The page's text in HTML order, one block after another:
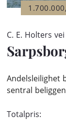
C. E. Holters vei
Andelsleilighet
sentral
Totalpris: